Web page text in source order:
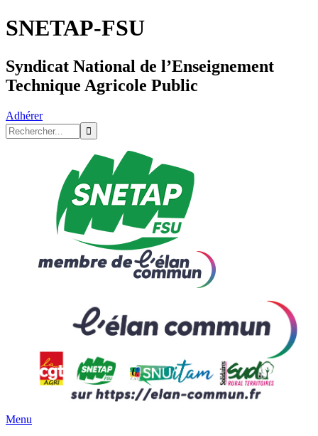
SNETAP-FSU
Syndicat National de l’Enseignement
Technique Agricole Public
Adhérer
Menu